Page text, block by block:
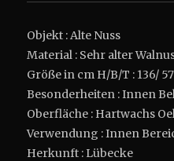
Objekt : Alte Nuss
Material : Sehr alter
Größe in cm H/B/T : 136/
Besonderheiten : Innen
Oberfläche : Hartwachs
Verwendung : Innen
Herkunft : Lübecke